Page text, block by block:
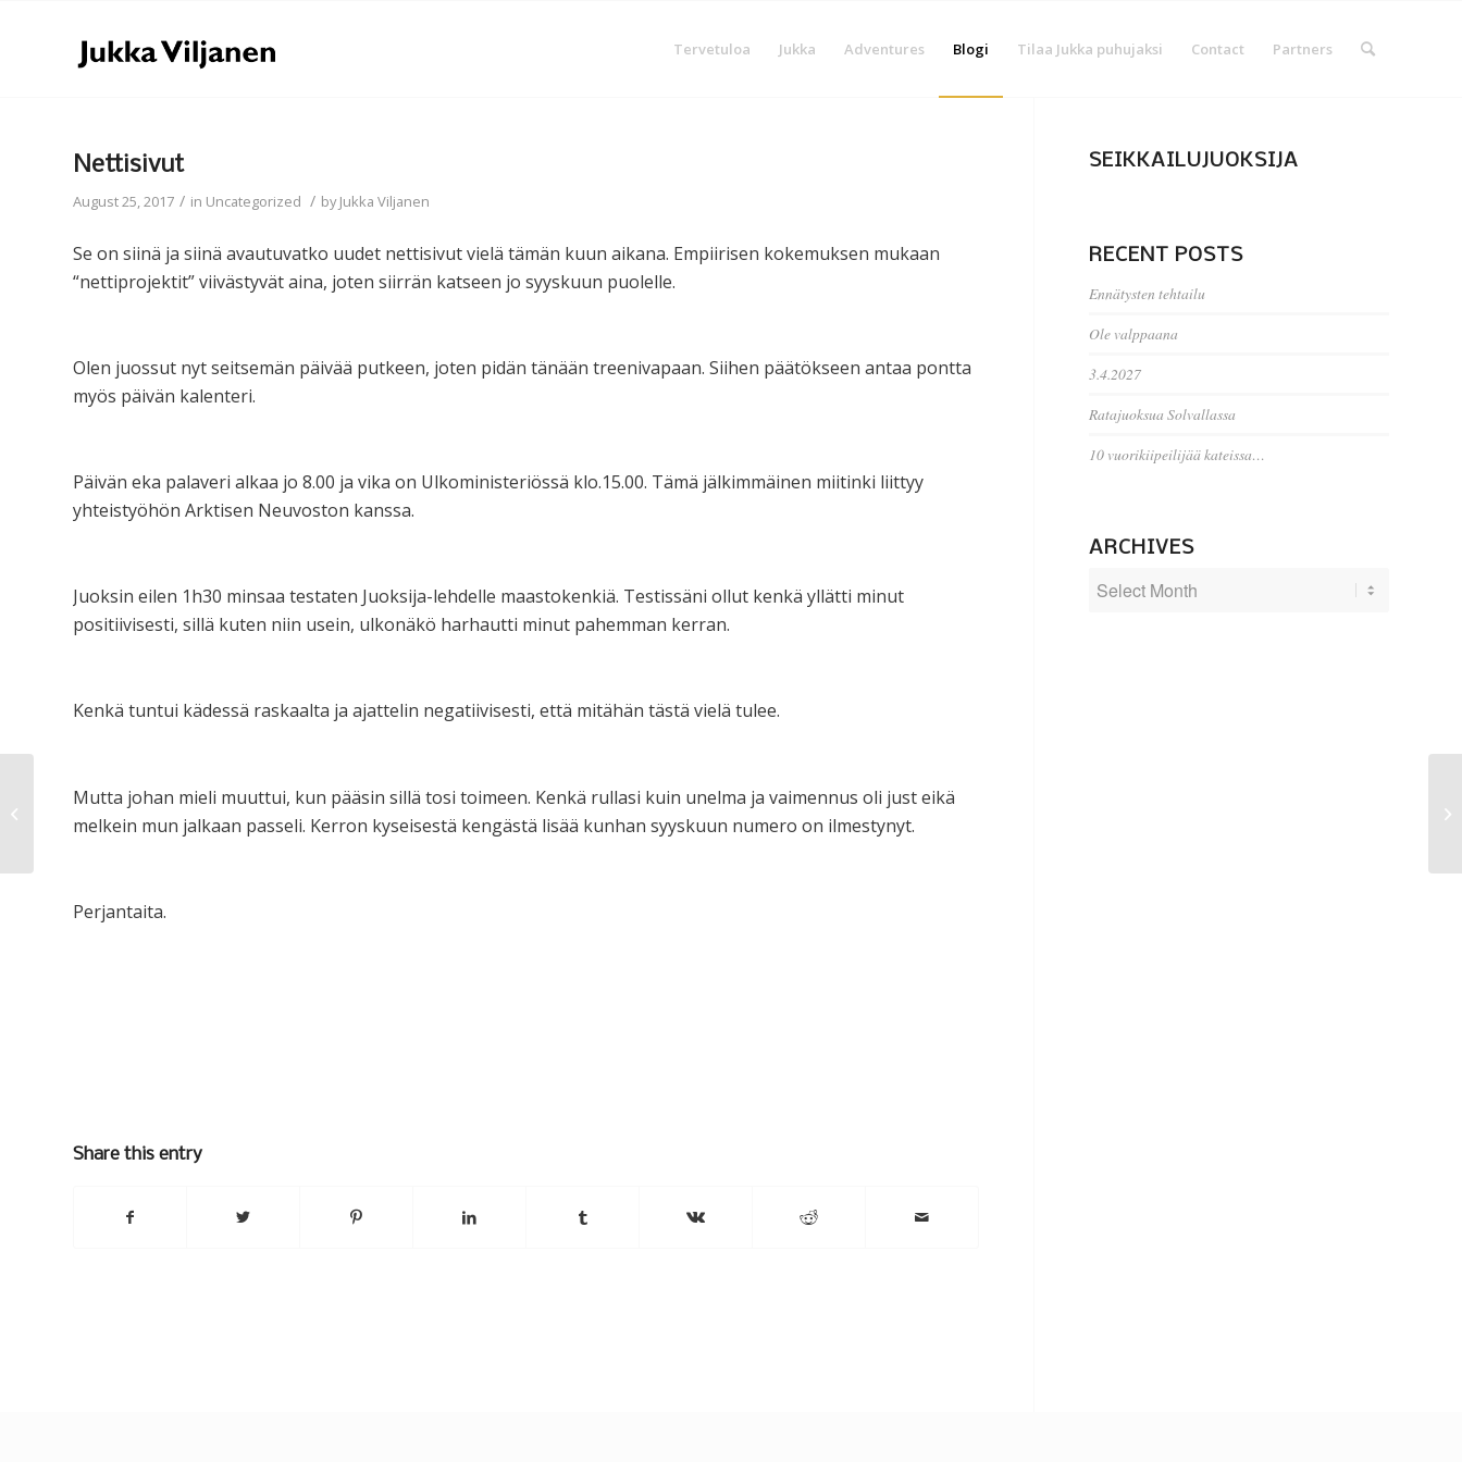
Tervetuloa Jukka Adventures Blogi Tilaa Jukka puhujaksi Contact Partners
Nettisivut
August 25, 2017 / in Uncategorized / byJukka Viljanen
Se on siinä ja siinä avautuvatko uudet nettisivut vielä tämän kuun aikana. Empiirisen kokemuksen mukaan
“nettiprojektit” viivästyvät aina, joten siirrän katseen jo syyskuun puolelle.
Olen juossut nyt seitsemän päivää putkeen, joten pidän tänään treenivapaan. Siihen päätökseen antaa pontta
myös päivän kalenteri.
Päivän eka palaveri alkaa jo 8.00 ja vika on Ulkoministeriössä klo.15.00. Tämä jälkimmäinen miitinki liittyy
yhteistyöhön Arktisen Neuvoston kanssa.
Juoksin eilen 1h30 minsaa testaten Juoksija-lehdelle maastokenkiä. Testissäni ollut kenkä yllätti minut
positiivisesti, sillä kuten niin usein, ulkonäkö harhautti minut pahemman kerran.
Kenkä tuntui kädessä raskaalta ja ajattelin negatiivisesti, että mitähän tästä vielä tulee.
Mutta johan mieli muuttui, kun pääsin sillä tosi toimeen. Kenkä rullasi kuin unelma ja vaimennus oli just eikä
melkein mun jalkaan passeli. Kerron kyseisestä kengästä lisää kunhan syyskuun numero on ilmestynyt.
Perjantaita.
Share this entry
SEIKKAILUJUOKSIJA
RECENT POSTS
Ennätysten tehtailu
Ole valppaana
3.4.2027
Ratajuoksua Solvallassa
10 vuorikiipeilijää kateissa…
ARCHIVES